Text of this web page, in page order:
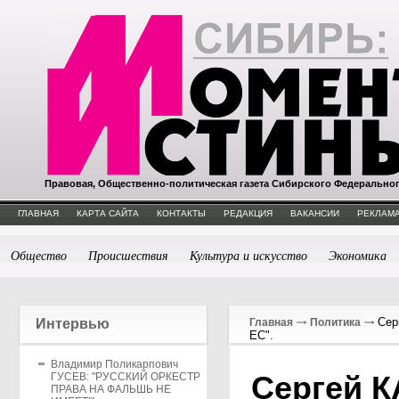
Правовая, Общественно-политическая газета Сибирского
ГЛАВНАЯ КАРТА САЙТА КОНТАКТЫ РЕДАКЦИЯ ВАКАНСИИ
Общество Происшествия Культура и искусство Экономика
Интервью
Владимир Поликарпович
ГУСЕВ: "РУССКИЙ ОРКЕСТР
ПРАВА НА ФАЛЬШЬ НЕ
Главная Политика
ЕС".
Сергей